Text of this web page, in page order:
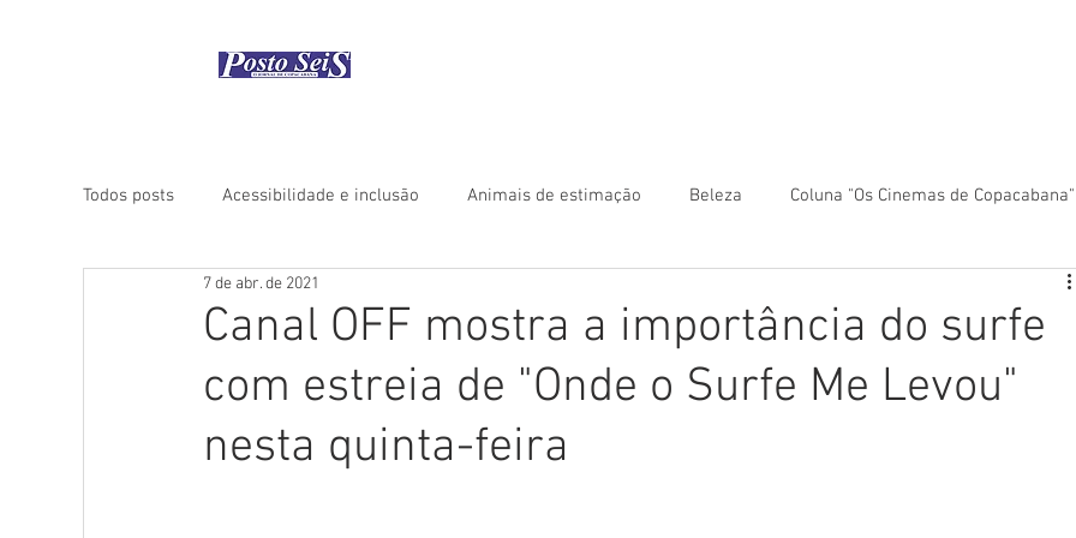
Todos posts Acessibilidade e inclusão Animais de estimação Beleza Coluna "Os Cinemas de Copacabana"
Coluna "Rio Histórico"
Coluna "Turismo" - América do Norte Coluna "Turismo" - América do Sul Coluna "Turismo" - Ásia
Canal OFF mostra a importância do surfe
com estreia de "Onde o Surfe Me Levou"
nesta quinta-feira
7 de abr. de 2021